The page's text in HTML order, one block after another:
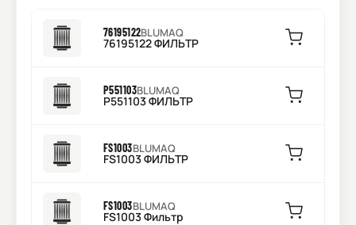
76195122BLUMAQ
76195122 ФИЛЬТР
P551103BLUMAQ
P551103 ФИЛЬТР
FS1003BLUMAQ
FS1003 ФИЛЬТР
FS1003BLUMAQ
FS1003 Фильтр